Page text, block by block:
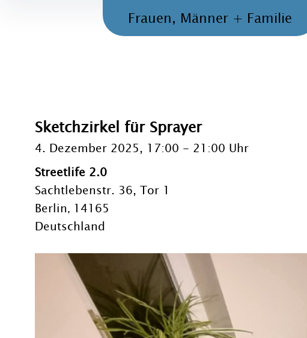
Frauen, Männer + Familie
Sketchzirkel für Sprayer
4. Dezember 2025, 17:00 - 21:00 Uhr
Streetlife 2.0
Sachtlebenstr. 36, Tor 1
Berlin, 14165
Deutschland